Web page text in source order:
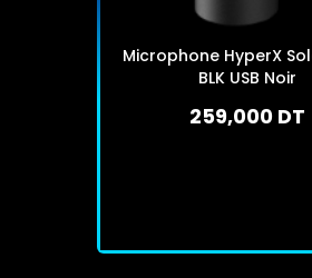
Microphone HyperX
BLK USB Noir
259,000 DT